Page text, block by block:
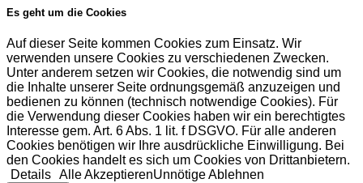
Es geht um die Cookies
Auf dieser Seite kommen Cookies zum Einsatz. Wir
verwenden unsere Cookies zu verschiedenen Zwecken.
Unter anderem setzen wir Cookies, die notwendig sind um
die Inhalte unserer Seite ordnungsgemäß anzuzeigen und
bedienen zu können (technisch notwendige Cookies). Für
die Verwendung dieser Cookies haben wir ein berechtigtes
Interesse gem. Art. 6 Abs. 1 lit. f DSGVO. Für alle anderen
Cookies benötigen wir Ihre ausdrückliche Einwilligung. Bei
den Cookies handelt es sich um Cookies von Drittanbietern.
Details Alle AkzeptierenUnnötige Ablehnen